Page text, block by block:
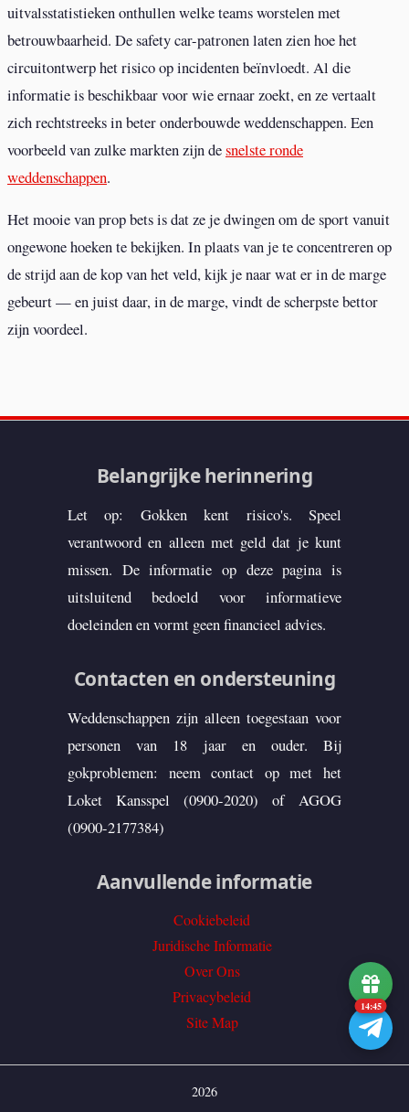
uitvalsstatistieken onthullen welke teams worstelen met
betrouwbaarheid. De safety car-patronen laten zien hoe het
circuitontwerp het risico op incidenten beïnvloedt. Al die
informatie is beschikbaar voor wie ernaar zoekt, en ze vertaalt
zich rechtstreeks in beter onderbouwde weddenschappen. Een
voorbeeld van zulke markten zijn desnelste ronde
weddenschappen.
Het mooie van prop bets is dat ze je dwingen om de sport vanuit
ongewone hoeken te bekijken. In plaats van je te concentreren op
de strijd aan de kop van het veld, kijk je naar wat er in de marge
gebeurt — en juist daar, in de marge, vindt de scherpste bettor
zijn voordeel.
Belangrijke herinnering
Let op: Gokken kent risico's. Speel
verantwoord en alleen met geld dat je kunt
missen. De informatie op deze pagina is
uitsluitend bedoeld voor informatieve
doeleinden en vormt geen financieel advies.
Contacten en ondersteuning
Weddenschappen zijn alleen toegestaan voor
personen van 18 jaar en ouder. Bij
gokproblemen: neem contact op met het
Loket Kansspel (0900-2020) of AGOG
(0900-2177384)
Aanvullende informatie
Cookiebeleid
Juridische Informatie
Over Ons
Privacybeleid
Site Map
2026
14:45